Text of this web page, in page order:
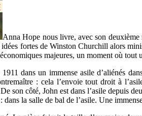
Anna Hope nous livre, avec son deuxième
idées fortes de Winston Churchill alors
majeures, un moment où
dans un immense asile d’aliénés
: cela l’envoie tout droit à
son côté, John est dans l’asile depuis
dans la salle de bal de l’asile. Une